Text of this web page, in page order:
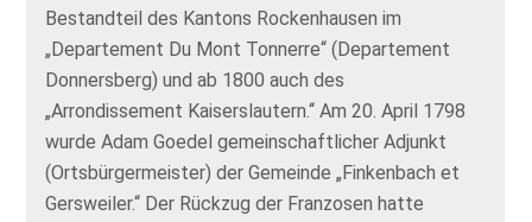
Bestandteil des Kantons Rockenhausen im
„Departement Du Mont Tonnerre“ (Departement
Donnersberg) und ab 1800 auch des
„Arrondissement Kaiserslautern.“ Am 20. April 1798
wurde Adam Goedel gemeinschaftlicher Adjunkt
(Ortsbürgermeister) der Gemeinde „Finkenbach et
Gersweiler.“ Der Rückzug der Franzosen hatte